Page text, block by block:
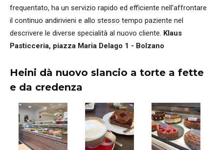
frequentato, ha un servizio rapido ed efficiente nell’affrontare
il continuo andirivieni e allo stesso tempo paziente nel
descrivere le diverse specialità al nuovo cliente. Klaus
Pasticceria, piazza Maria Delago 1 - Bolzano
Heini dà nuovo slancio a torte a fette
e da credenza